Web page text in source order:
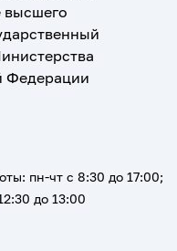
высшего
Федерации
пн-чт с 8:30 до 17:00;
до 13:00